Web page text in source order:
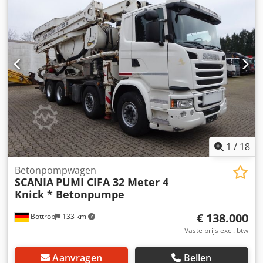
Betonpomp 25 meter 8x4 Vering: blad-veer Wielbasis: 1.-2.
as 2,04 m / 1.-3. as 5,00 m / 1.-4. as 6,40 m CIFA Type:
MK25H Bouwjaar: 2015 Betonpomp ca. 1200 bedrijfsuren
Uitrusting: - Motorrem - Digitale tachograaf - Radio-CD-
USB-Bluetooth Cedpfxjzgyyhj Ai Ijrf - Centrale
vergrendeling - Alarmsysteem - Elektrische ramen -
Schuifdak - Zonneklep Wij ondersteunen u graag bij
financiering/leasing met onze partners. Alle gegevens
zonder garantie. Onder voorbehoud van fouten en
tussentijdse verkoop.
1 / 18
Bottrop 133 km
Betonpompwagen
SCANIA PUMI CIFA 32 Meter 4
Knick * Betonpumpe
€ 138.000
Vaste prijs excl. btw
Aanvragen Bellen